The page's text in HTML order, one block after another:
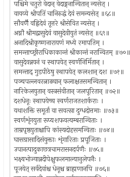
पश्चिमे चतुरो वेदान् वेदाङ्गनान्वितान् न्यसेत् ।
वायव्ये श्रीपतिं चानिरुद्धं देवं समन्यसेत् ॥६८॥
सौवर्णॆ वह्निदेवं तूत्तरे श्रीसेवित न्यसेत् ।
अग्नौ श्रीमद्वासुदेवं वासुदेवीयुतं न्यसेत् ॥६९॥
अनादिश्रीकृष्णनारायणं मध्ये रमापतिम् ।
समन्ताच्छ्रीराधिकाकान्तं श्रीकान्तं नरान्वितम् ॥७०॥
वासुदेवन्नयनं च स्थापयेत् स्वर्णनिर्मितान् ।
समन्ताद् गुडपीठेषु स्थापयेत् कलशान् दश ॥७१॥
पञ्चपल्लवरत्नाढ्यान् फलाक्षतसमन्वितान् ।
नारिकेलयुतान् वस्त्रसंवीतान् जलपूरितान् ॥७२॥
दशधेनूः स्थापयेच्च स्वर्णराजतशार्कराः ।
यथाशक्ति समूर्ता वा सवत्सा दुग्धदोत्तमाः ॥७३॥
स्वर्णशृंगयुता रूप्यशफवत्यम्बरान्विताः ।
ताम्रपृष्ठयुताश्चापि कांस्यदोहसमन्विताः ॥७४॥
घासग्रासादिसंयुक्ताः शृंगारिताः प्रपूजिताः ।
उपानत्पादुकाछत्रचामरासनदर्पणैः ॥७५॥
भक्ष्यभोज्यान्नदीपेक्षुफलमाल्यानुलेपनैः ।
पूजयेत् सर्वदेवांश्च धेनूश्च ब्राह्मणानपि ॥७६॥